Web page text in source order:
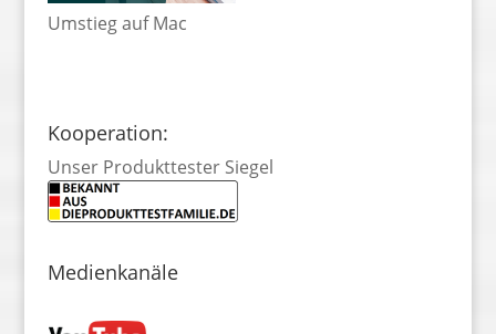
Umstieg auf Mac
Kooperation:
Unser Produkttester Siegel
Medienkanäle